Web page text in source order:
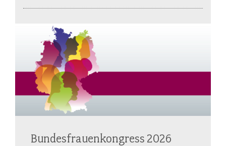
Bundesfrauenkongress 2026